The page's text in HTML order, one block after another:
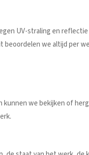
UV-straling en
beoordelen we altijd per
we bekijken of